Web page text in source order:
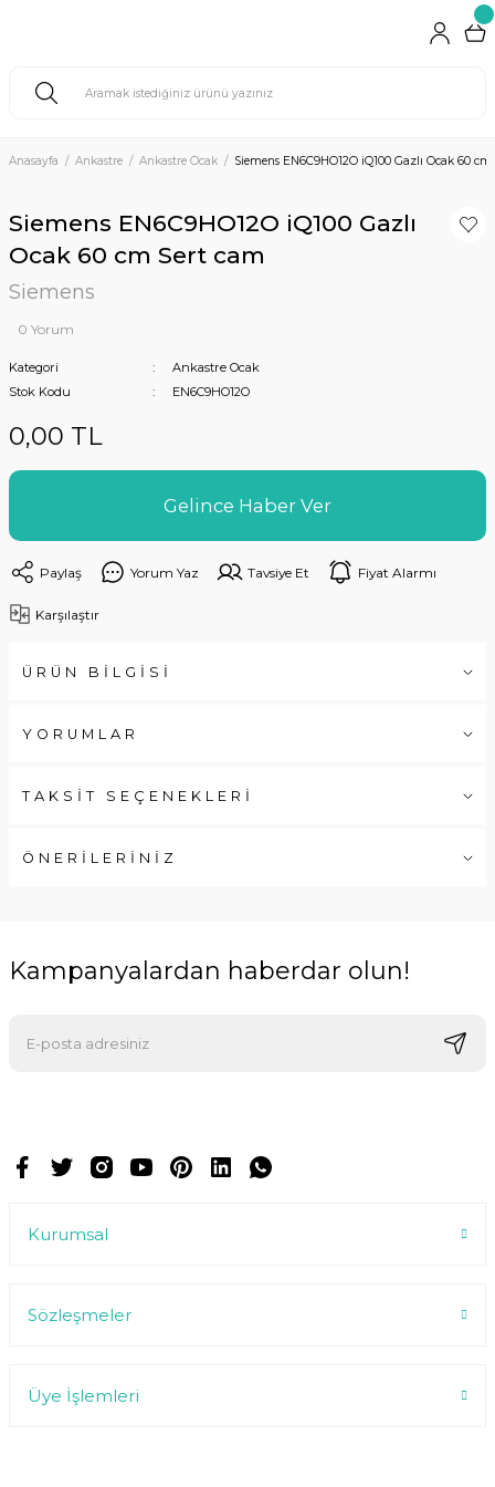
Anasayfa Ankastre Ankastre Ocak Siemens EN6C9HO12O iQ100 Gazlı Ocak 60
Siemens EN6C9HO12O iQ100 Gazlı
Ocak 60 cm Sert cam
Siemens
0 Yorum
Kategori
Ankastre Ocak
Stok Kodu
EN6C9HO12O
0,00 TL
Gelince Haber Ver
Paylaş Yorum Yaz Tavsiye Et Fiyat Alarmı
Karşılaştır
ÜRÜN BİLGİSİ
YORUMLAR
TAKSİT SEÇENEKLERİ
ÖNERİLERİNİZ
Kampanyalardan haberdar olun!
Kurumsal
Sözleşmeler
Üye İşlemleri